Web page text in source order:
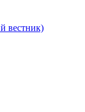
вестник)